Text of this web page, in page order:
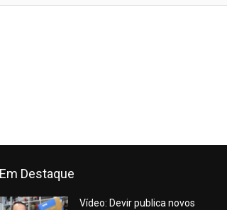
Em Destaque
Vídeo: Devir publica novos